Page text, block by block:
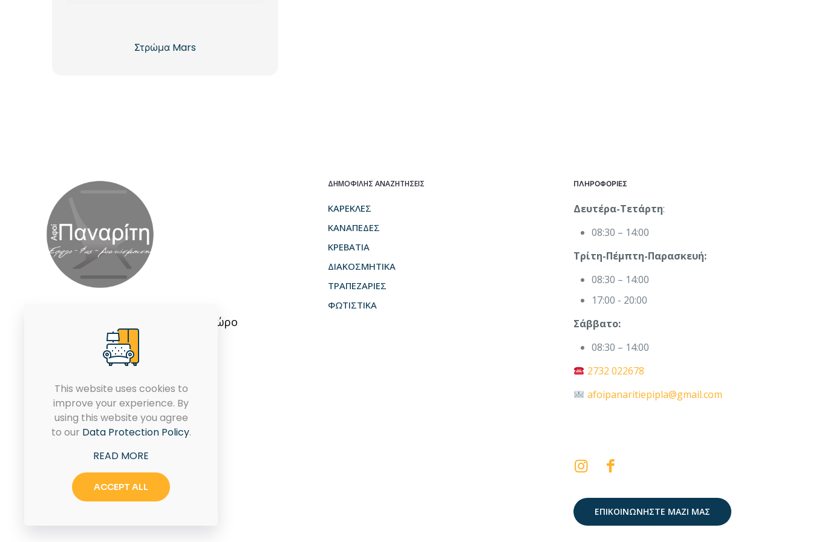
Στρώμα Mars
Εμπιστοσύνη και ποιότητα στο χώρο
του επίπλου από το 1986.
ΔΗΜΟΦΙΛΗΣ ΑΝΑΖΗΤΗΣΕΙΣ
ΚΑΡΕΚΛΕΣ
ΚΑΝΑΠΕΔΕΣ
ΚΡΕΒΑΤΙΑ
ΔΙΑΚΟΣΜΗΤΙΚΑ
ΤΡΑΠΕΖΑΡΙΕΣ
ΦΩΤΙΣΤΙΚΑ
ΠΛΗΡΟΦΟΡΙΕΣ
Δευτέρα-Τετάρτη:
08:30 – 14:00
Τρίτη-Πέμπτη-Παρασκευή:
08:30 – 14:00
17:00 - 20:00
Σάββατο:
08:30 – 14:00
2732 022678
afoipanaritiepipla@gmail.com
ΕΠΙΚΟΙΝΩΝΗΣΤΕ ΜΑΖΙ ΜΑΣ
This website uses cookies to
improve your experience. By
using this website you agree
to our Data Protection Policy.
READ MORE
ACCEPT ALL